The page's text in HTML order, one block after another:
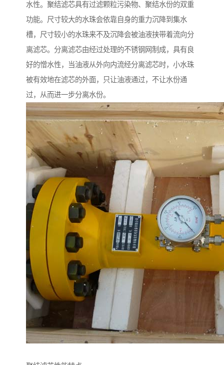
水性。聚结滤芯具有过滤颗粒污染物、聚结水份的双重
功能。尺寸较大的水珠会依靠自身的重力沉降到集水
槽，尺寸较小的水珠来不及沉降会被油液挟带着流向分
离滤芯。分离滤芯由经过处理的不锈钢网制成，具有良
好的憎水性，当油液从外向内流经分离滤芯时，小水珠
被有效地在滤芯的外面，只让油液通过，不让水份通
过，从而进一步分离水份。